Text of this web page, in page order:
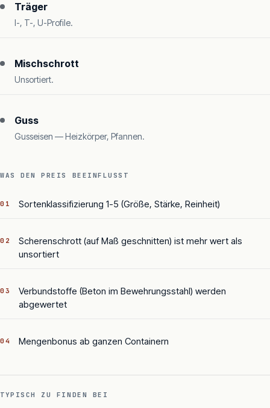
Träger
I-, T-, U-Profile.
Mischschrott
Unsortiert.
Guss
Gusseisen — Heizkörper, Pfannen.
WAS DEN PREIS BEEINFLUSST
01 Sortenklassifizierung 1-5 (Größe, Stärke, Reinheit)
02
Scherenschrott (auf Maß geschnitten) ist mehr wert als
unsortiert
03
Verbundstoffe (Beton im Bewehrungsstahl) werden
abgewertet
04 Mengenbonus ab ganzen Containern
TYPISCH ZU FINDEN BEI